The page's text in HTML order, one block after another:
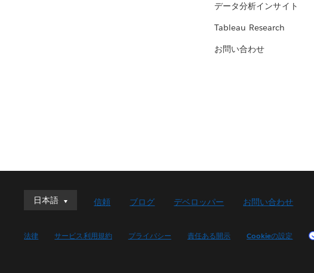
データ分析インサイト
Tableau Research
お問い合わせ
日本語
日本語
English (UK)
信頼 ブログ デベロッパー お問い合わせ
法律 サービス利用規約 プライバシー 責任ある開示 Cookieの設定